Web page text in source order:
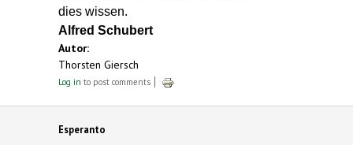
dies wissen.
Alfred Schubert
Autor:
Thorsten Giersch
Log in to post comments
Esperanto